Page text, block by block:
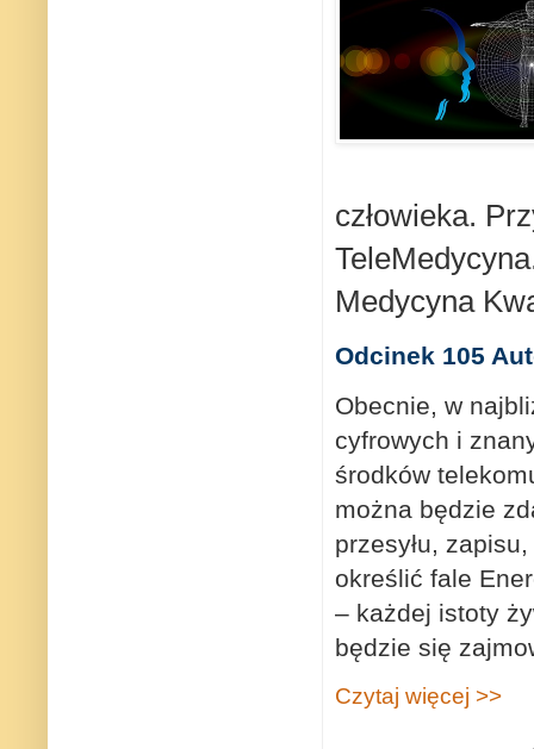
człowieka.
Medycyna
Odcinek 105
Obecnie, w
cyfrowych i
środków
można będzie
przesyłu,
określić fale
– każdej istoty
będzie się
Czytaj więcej >>